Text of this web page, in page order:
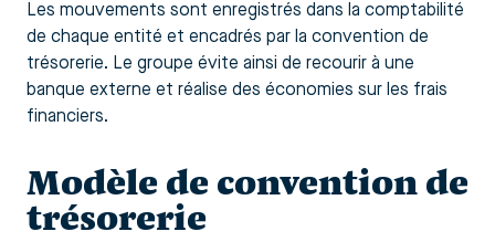
Les mouvements sont enregistrés dans la comptabilité
de chaque entité et encadrés par la convention de
trésorerie. Le groupe évite ainsi de recourir à une
banque externe et réalise des économies sur les frais
financiers.
Modèle de convention de
trésorerie